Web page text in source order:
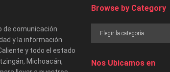
de comunicación
y la información
y todo el estado
Michoacán,
Browse by Category
Nos Ubicamos en